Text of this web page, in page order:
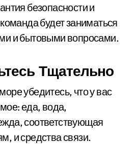
безопасности и
будет заниматься
и бытовыми вопросами.
Тщательно
убедитесь, что у вас
еда, вода,
соответствующая
и средства связи.